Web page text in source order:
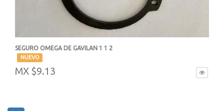
SEGURO OMEGA DE GAVILAN 1 1 2
NUEVO
MX $9.13